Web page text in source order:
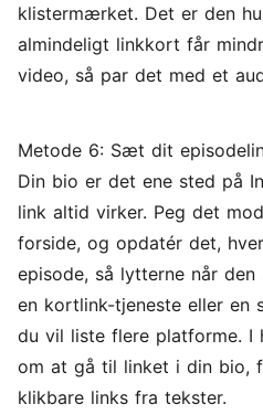
klistermærket. Det er den
almindeligt linkkort får
video, så par det med et
Metode 6: Sæt dit
Din bio er det ene sted på
link altid virker. Peg det
forside, og opdatér det,
episode, så lytterne når
en kortlink-tjeneste eller en
du vil liste flere platforme. I
om at gå til linket i din bio,
klikbare links fra tekster.